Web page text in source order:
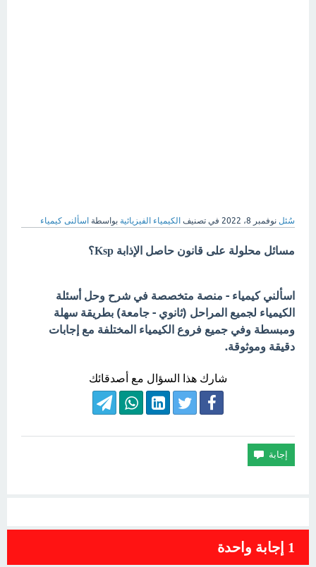
سُئل نوفمبر 8، 2022 في تصنيف الكيمياء الفيزيائية بواسطة اسألنى كيمياء
مسائل محلولة على قانون حاصل الإذابة Ksp؟
اسألني كيمياء - منصة متخصصة في شرح وحل أسئلة
الكيمياء لجميع المراحل (ثانوي - جامعة) بطريقة سهلة
ومبسطة وفي جميع فروع الكيمياء المختلفة مع إجابات
دقيقة وموثوقة.
شارك هذا السؤال مع أصدقائك
1 إجابة واحدة